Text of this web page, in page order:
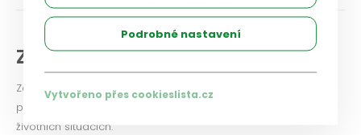
ZAJIŠŤOVACÍ fond
Zajišťovací fond Odborového svazu zdravotnictví a sociální
péče ČR = pomoc členům odborového svazu v těžkých
životních situacích.
Podrobné nastavení
Vytvořeno přes cookieslista.cz